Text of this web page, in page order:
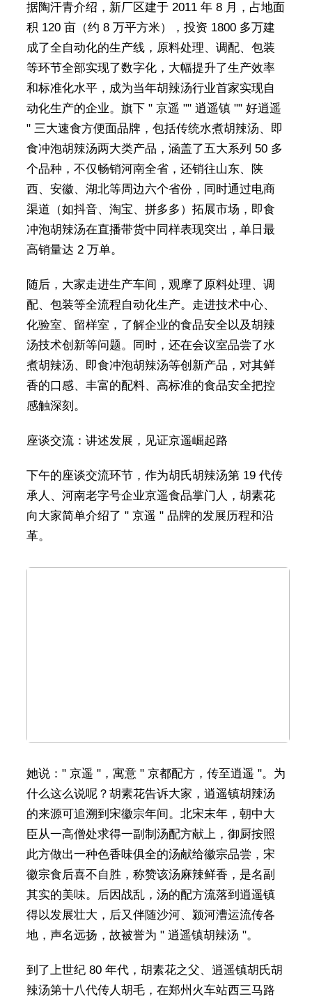
据陶汗青介绍，新厂区建于 2011 年 8 月，占地面
积 120 亩（约 8 万平方米），投资 1800 多万建
成了全自动化的生产线，原料处理、调配、包装
等环节全部实现了数字化，大幅提升了生产效率
和标准化水平，成为当年胡辣汤行业首家实现自
动化生产的企业。旗下 " 京遥 "" 逍遥镇 "" 好逍遥
" 三大速食方便面品牌，包括传统水煮胡辣汤、即
食冲泡胡辣汤两大类产品，涵盖了五大系列 50 多
个品种，不仅畅销河南全省，还销往山东、陕
西、安徽、湖北等周边六个省份，同时通过电商
渠道（如抖音、淘宝、拼多多）拓展市场，即食
冲泡胡辣汤在直播带货中同样表现突出，单日最
高销量达 2 万单。
随后，大家走进生产车间，观摩了原料处理、调
配、包装等全流程自动化生产。走进技术中心、
化验室、留样室，了解企业的食品安全以及胡辣
汤技术创新等问题。同时，还在会议室品尝了水
煮胡辣汤、即食冲泡胡辣汤等创新产品，对其鲜
香的口感、丰富的配料、高标准的食品安全把控
感触深刻。
座谈交流：讲述发展，见证京遥崛起路
下午的座谈交流环节，作为胡氏胡辣汤第 19 代传
承人、河南老字号企业京遥食品掌门人，胡素花
向大家简单介绍了 " 京遥 " 品牌的发展历程和沿
革。
她说：" 京遥 "，寓意 " 京都配方，传至逍遥 "。为
什么这么说呢？胡素花告诉大家，逍遥镇胡辣汤
的来源可追溯到宋徽宗年间。北宋末年，朝中大
臣从一高僧处求得一副制汤配方献上，御厨按照
此方做出一种色香味俱全的汤献给徽宗品尝，宋
徽宗食后喜不自胜，称赞该汤麻辣鲜香，是名副
其实的美味。后因战乱，汤的配方流落到逍遥镇
得以发展壮大，后又伴随沙河、颍河漕运流传各
地，声名远扬，故被誉为 " 逍遥镇胡辣汤 "。
到了上世纪 80 年代，胡素花之父、逍遥镇胡氏胡
辣汤第十八代传人胡毛，在郑州火车站西三马路